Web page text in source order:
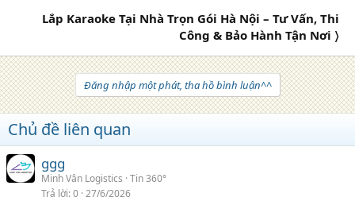
Lắp Karaoke Tại Nhà Trọn Gói Hà Nội – Tư Vấn, Thi
Công & Bảo Hành Tận Nơi 〉
Đăng nhập một phát, tha hồ bình luận^^
Chủ đề liên quan
ggg
Minh Vân Logistics Tin 360°
Trả lời 0 27/6/2026